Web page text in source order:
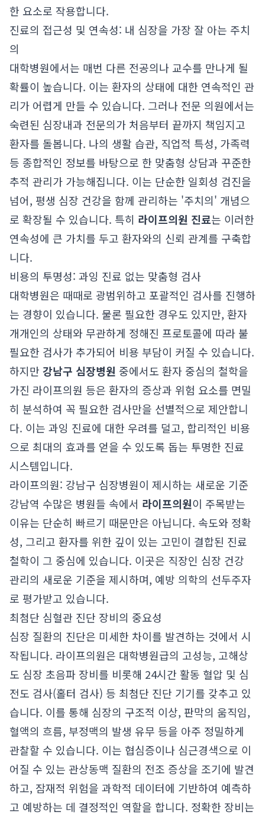
한 요소로 작용합니다.
진료의 접근성 및 연속성: 내 심장을 가장 잘 아는 주치
의
대학병원에서는 매번 다른 전공의나 교수를 만나게 될
확률이 높습니다. 이는 환자의 상태에 대한 연속적인 관
리가 어렵게 만들 수 있습니다. 그러나 전문 의원에서는
숙련된 심장내과 전문의가 처음부터 끝까지 책임지고
환자를 돌봅니다. 나의 생활 습관, 직업적 특성, 가족력
등 종합적인 정보를 바탕으로 한 맞춤형 상담과 꾸준한
추적 관리가 가능해집니다. 이는 단순한 일회성 검진을
넘어, 평생 심장 건강을 함께 관리하는 '주치의' 개념으
로 확장될 수 있습니다. 특히 라이프의원 진료는 이러한
연속성에 큰 가치를 두고 환자와의 신뢰 관계를 구축합
니다.
비용의 투명성: 과잉 진료 없는 맞춤형 검사
대학병원은 때때로 광범위하고 포괄적인 검사를 진행하
는 경향이 있습니다. 물론 필요한 경우도 있지만, 환자
개개인의 상태와 무관하게 정해진 프로토콜에 따라 불
필요한 검사가 추가되어 비용 부담이 커질 수 있습니다.
하지만 강남구 심장병원 중에서도 환자 중심의 철학을
가진 라이프의원 등은 환자의 증상과 위험 요소를 면밀
히 분석하여 꼭 필요한 검사만을 선별적으로 제안합니
다. 이는 과잉 진료에 대한 우려를 덜고, 합리적인 비용
으로 최대의 효과를 얻을 수 있도록 돕는 투명한 진료
시스템입니다.
라이프의원: 강남구 심장병원이 제시하는 새로운 기준
강남역 수많은 병원들 속에서 라이프의원이 주목받는
이유는 단순히 빠르기 때문만은 아닙니다. 속도와 정확
성, 그리고 환자를 위한 깊이 있는 고민이 결합된 진료
철학이 그 중심에 있습니다. 이곳은 직장인 심장 건강
관리의 새로운 기준을 제시하며, 예방 의학의 선두주자
로 평가받고 있습니다.
최첨단 심혈관 진단 장비의 중요성
심장 질환의 진단은 미세한 차이를 발견하는 것에서 시
작됩니다. 라이프의원은 대학병원급의 고성능, 고해상
도 심장 초음파 장비를 비롯해 24시간 활동 혈압 및 심
전도 검사(홀터 검사) 등 최첨단 진단 기기를 갖추고 있
습니다. 이를 통해 심장의 구조적 이상, 판막의 움직임,
혈액의 흐름, 부정맥의 발생 유무 등을 아주 정밀하게
관찰할 수 있습니다. 이는 협심증이나 심근경색으로 이
어질 수 있는 관상동맥 질환의 전조 증상을 조기에 발견
하고, 잠재적 위험을 과학적 데이터에 기반하여 예측하
고 예방하는 데 결정적인 역할을 합니다. 정확한 장비는